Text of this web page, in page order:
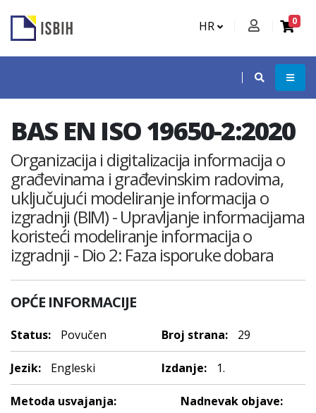
HR 0
BAS EN ISO 19650-2:2020
Organizacija i digitalizacija informacija o
građevinama i građevinskim radovima,
uključujući modeliranje informacija o
izgradnji (BIM) - Upravljanje informacijama
koristeći modeliranje informacija o
izgradnji - Dio 2: Faza isporuke dobara
OPĆE INFORMACIJE
Status: Povučen Broj strana: 29
Jezik: Engleski Izdanje: 1.
Metoda usvajanja:
Nadnevak objave: